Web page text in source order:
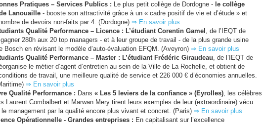
Pratiques – Services Publics : Le plus petit collège de Dordogne - le collège
Lanouaille- booste son attractivité grâce à un « cadre positif de vie et d’étude » et
de devoirs non-faits par 4. (Dordogne) ⇒ En savoir plus
Qualité Performance – Licence : L’étudiant Corentin Gamel , de l’ IEQTde
280h aux 20 top managers - et à leur groupe de travail - de la plus grande usine
Bosch en révisant le modèle d’auto-évaluation EFQM . (Aveyron) ⇒ En savoir plus
Qualité Performance – Master : L’étudiant Frédéric Giraudeau, de l’ IEQTde
le métier d’agent d’entretien au sein de la Ville de La Rochelle, et obtient de
de travail, une meilleure qualité de service et 226 000 € d’économies annuelles.
⇒ En savoir plus
Qualité Performance : Dans « Les 5 leviers de la confiance » (Eyrolles), les célèbres
Laurent Combalbert et Marwan Mery tirent leurs exemples de leur (extraordinaire) vécu
le management par la qualité encore plus vivant et concret. (Paris) ⇒ En savoir plus
Opérationnelle - Grandes entreprises : En capitalisant sur l’excellence